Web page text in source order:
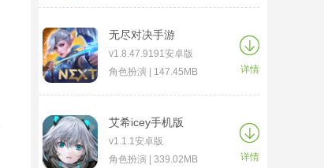
无尽对决手游
v1.8.47.9191安卓版
角色扮演 | 147.45MB
详情
艾希icey手机版
v1.1.1安卓版
角色扮演 | 339.02MB
详情